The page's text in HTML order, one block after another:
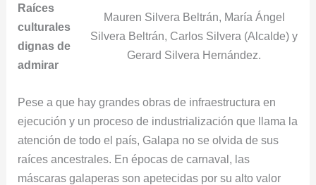
Mauren Silvera Beltrán, María Ángel
Silvera Beltrán, Carlos Silvera (Alcalde) y
Gerard Silvera Hernández.
Raíces
culturales
dignas de
admirar
Pese a que hay grandes obras de infraestructura en
ejecución y un proceso de industrialización que llama la
atención de todo el país, Galapa no se olvida de sus
raíces ancestrales. En épocas de carnaval, las
máscaras galaperas son apetecidas por su alto valor